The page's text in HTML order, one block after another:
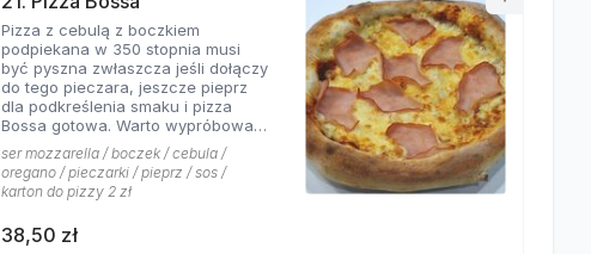
Pizza z cebulą z boczkiem
podpiekana w 350 stopnia musi
być pyszna zwłaszcza jeśli dołączy
do tego pieczara, jeszcze pieprz
dla podkreślenia smaku i pizza
Bossa gotowa. Warto wypróbować
wszystkie sosy dostępne w Pizzerii
Hyyper a mamy ich cztery rodzaje:
pomidorowy łagodny, pomidorowy
pikantny, jogurtowo-czosnkowy
niepowtarzalny w smaku.
ser mozzarella / boczek / cebula /
oregano / pieczarki / pieprz / sos /
karton do pizzy 2 zł
38,50 zł